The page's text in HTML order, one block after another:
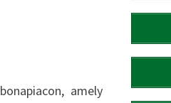
amely